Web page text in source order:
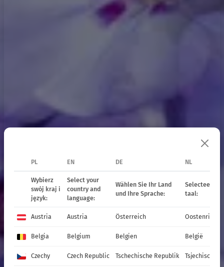
Stauden
und Gräser
PL EN DE NL
Wybierz
swój kraj i
język:
Select your
country and
language:
Wählen Sie Ihr Land
und Ihre Sprache:
Selecteer uw
taal:
Austria Austria Österreich Oostenrijk
Belgia Belgium Belgien België
Czechy Czech Republic Tschechische Republik Tsjechische